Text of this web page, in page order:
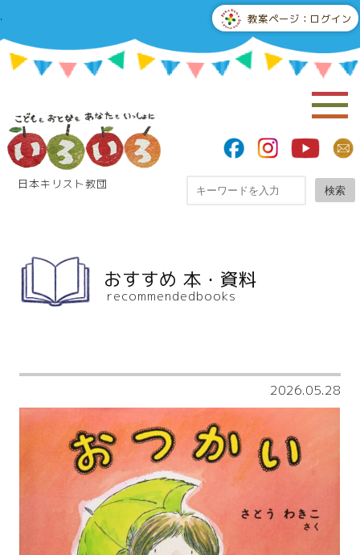
. 教案ページ：ログイン
日本キリスト教団 検索
おすすめ 本・資料
recommendedbooks
2026.05.28